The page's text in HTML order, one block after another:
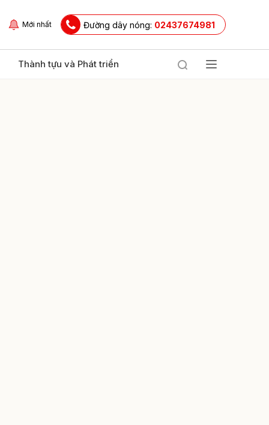
Mới nhất Đường dây nóng: 02437674981
Thành tựu và Phát triển